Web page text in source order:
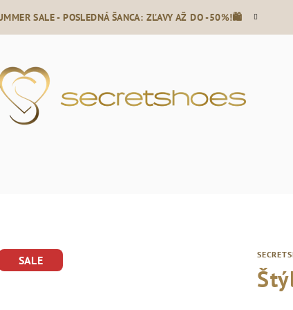
SALE - POSLEDNÁ ŠANCA: ZĽAVY AŽ DO -50%!🛍️
SALE